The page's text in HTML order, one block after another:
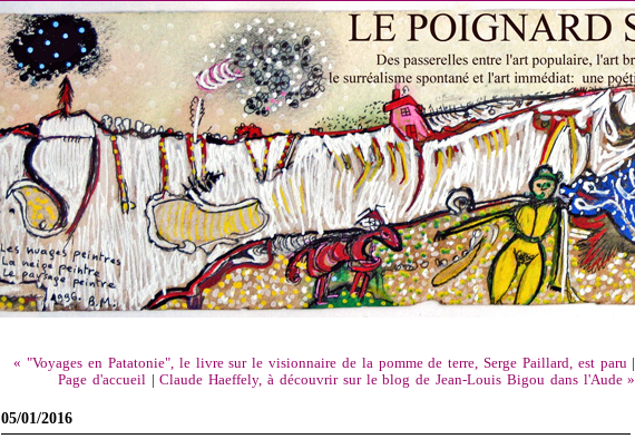
« "Voyages en Patatonie", le livre sur le visionnaire de la pomme de terre, Serge Paillard, est paru|
Page d'accueil|Claude Haeffely, à découvrir sur le blog de Jean-Louis Bigou dans l'Aude »
05/01/2016